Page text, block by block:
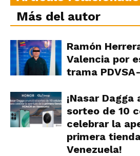
Más del autor
Ramón
Valencia por
trama
¡Nasar Dagga
sorteo de 10
celebrar la
primera
Venezuela!